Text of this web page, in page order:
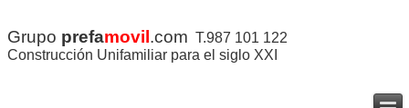
Grupo prefamovil .com T.987 101 122
Construcción Unifamiliar para el siglo XXI